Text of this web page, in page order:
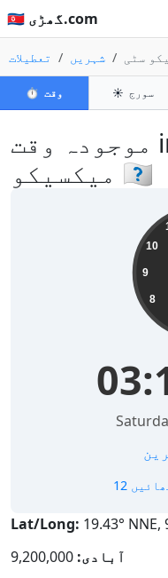
🇵🇰 گھڑی.com
تعطیلات شہریں سٹی
⏱️ وقت ☀️ سورج
موجودہ وقت in میکسیکو سٹی,
میکسیکو 🇲🇽
8
9
10
Lat/Long: 19.43° NNE,
آبادی: